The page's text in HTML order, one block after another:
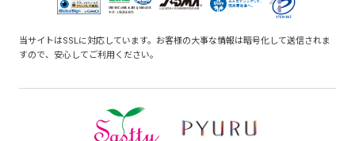
当サイトはSSLに対応しています。お客様の大事な情報は暗号化して送信されま
すので、安心してご利用ください。